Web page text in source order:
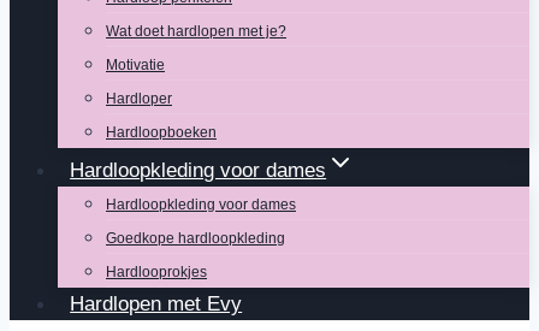
Wat doet hardlopen met je?
Motivatie
Hardloper
Hardloopboeken
Hardloopkleding voor dames
Hardloopkleding voor dames
Goedkope hardloopkleding
Hardlooprokjes
Hardlopen met Evy